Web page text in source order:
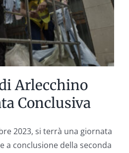
Stagione
Teatrale
2024,
Teatro
Comunale
Eleonora
di
Arlecchino
Conclusiva
2023, si terrà una giornata
a conclusione della seconda